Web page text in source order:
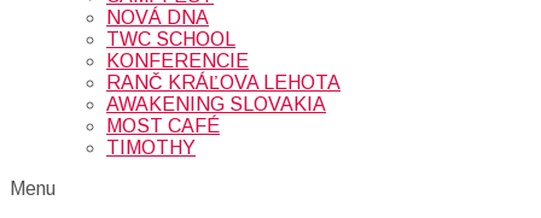
NOVÁ DNA
TWC SCHOOL
KONFERENCIE
RANČ KRÁĽOVA LEHOTA
AWAKENING SLOVAKIA
MOST CAFÉ
TIMOTHY
Menu